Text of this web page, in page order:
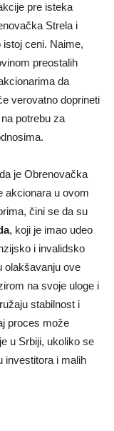
pre isteka
Strela i
ceni. Naime,
preostalih
da
verovatno doprineti
potrebu za
je Obrenovačka
akcionara u ovom
čini se da su
, koji je imao udeo
i invalidsko
olakšavanju ove
na svoje uloge i
stabilnost i
proces može
u Srbiji, ukoliko se
investitora i malih